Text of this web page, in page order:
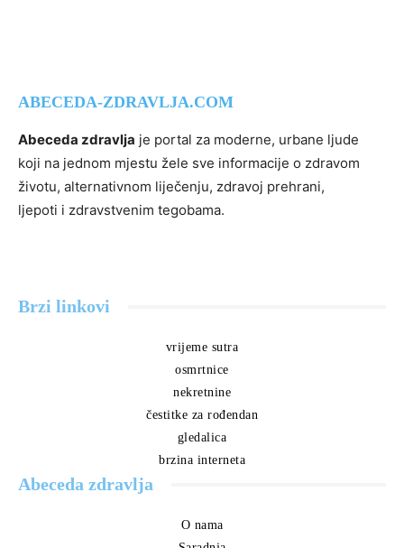
ABECEDA-ZDRAVLJA.COM
Abeceda zdravlja je portal za moderne, urbane ljude
koji na jednom mjestu žele sve informacije o zdravom
životu, alternativnom liječenju, zdravoj prehrani,
ljepoti i zdravstvenim tegobama.
Brzi linkovi
vrijeme sutra
osmrtnice
nekretnine
čestitke za rođendan
gledalica
brzina interneta
Abeceda zdravlja
O nama